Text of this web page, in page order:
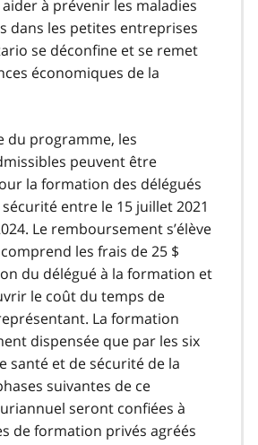
à prévenir les maladies
dans les petites entreprises
se déconfine et se remet
économiques de la
du programme, les
peuvent être
la formation des délégués
entre le 15 juillet 2021
Le remboursement s’élève
les frais de 25 $
du délégué à la formation et
le coût du temps de
La formation
dispensée que par les six
santé et de sécurité de la
suivantes de ce
seront confiées à
de formation privés agréés